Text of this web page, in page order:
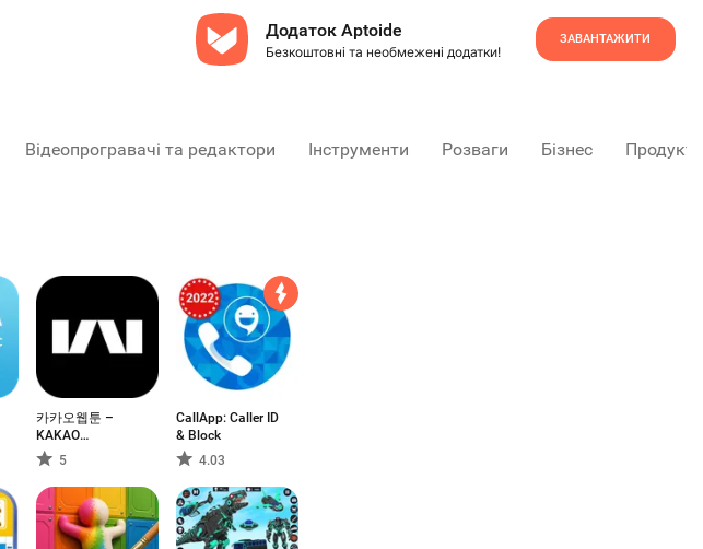
Додаток Aptoide
Безкоштовні та необмежені додатки!
ЗАВАНТАЖИТИ
Відеопрогравачі та редактори Інструменти Розваги Бізнес
카카오웹툰 –
KAKAO
WEBTOON
5
CallApp: Caller ID
& Block
4.03